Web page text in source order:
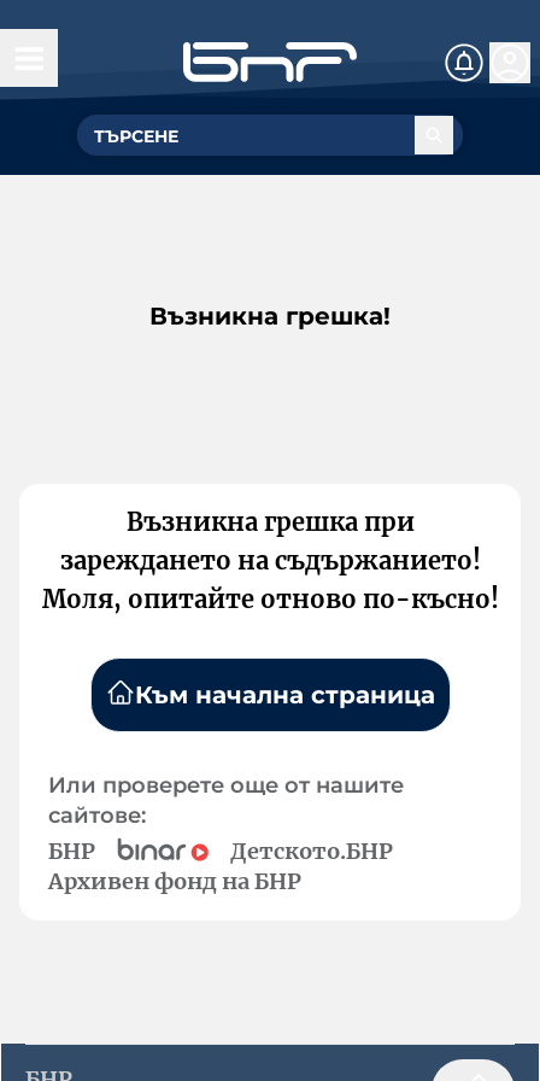
Възникна грешка!
Възникна грешка при
зареждането на съдържанието!
Моля, опитайте отново по-късно!
Към начална страница
Или проверете още от нашите
сайтове:
БНР
Детското.БНР
Архивен фонд на БНР